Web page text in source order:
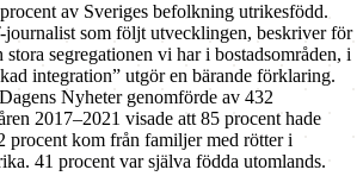
av Sveriges befolkning utrikesfödd.
som följt utvecklingen, beskriver för
segregationen vi har i bostadsområden, i
integration” utgör en bärande förklaring.
Nyheter genomförde av 432
2017–2021 visade att 85 procent hade
procent kom från familjer med rötter i
41 procent var själva födda utomlands.